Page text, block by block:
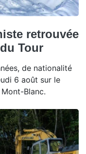
retrouvée
Tour
de nationalité
6 août sur le
Blanc.